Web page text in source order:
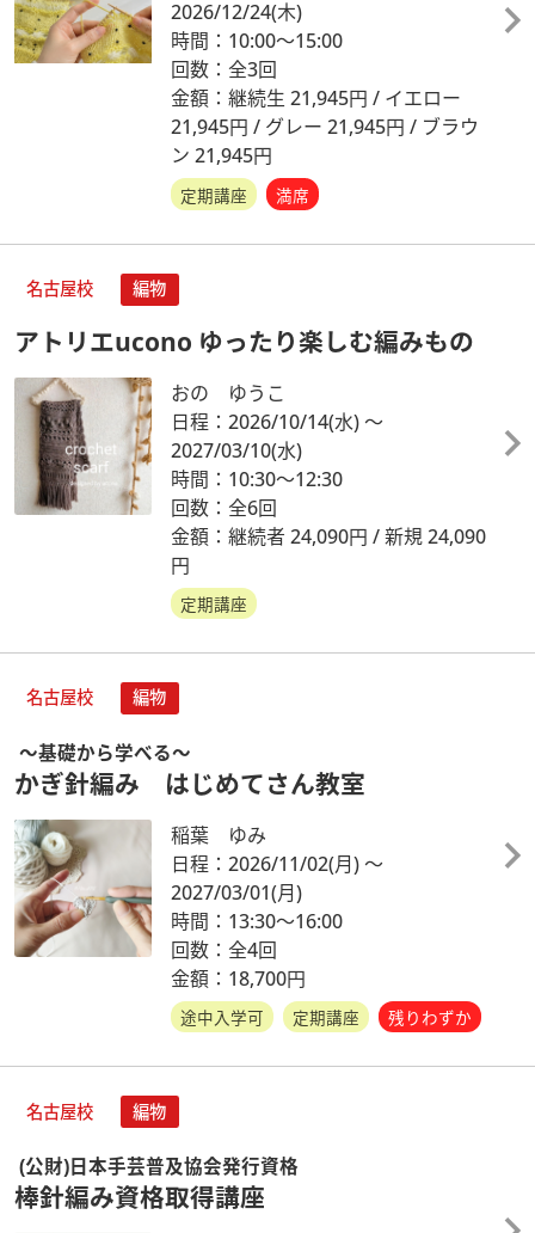
2026/12/24(木)
時間：10:00～15:00
回数：全3回
金額：継続生 21,945円 / イエロー
21,945円 / グレー 21,945円 / ブラウ
ン 21,945円
定期講座 満席
名古屋校 編物
アトリエucono ゆったり楽しむ編みもの
おの ゆうこ
日程：2026/10/14(水)～
2027/03/10(水)
時間：10:30～12:30
回数：全6回
金額：継続者 24,090円 / 新規 24,090
円
定期講座
名古屋校 編物
～基礎から学べる～
かぎ針編み はじめてさん教室
稲葉 ゆみ
日程：2026/11/02(月)～
2027/03/01(月)
時間：13:30～16:00
回数：全4回
金額：18,700円
途中入学可 定期講座 残りわずか
名古屋校 編物
(公財)日本手芸普及協会発行資格
棒針編み資格取得講座